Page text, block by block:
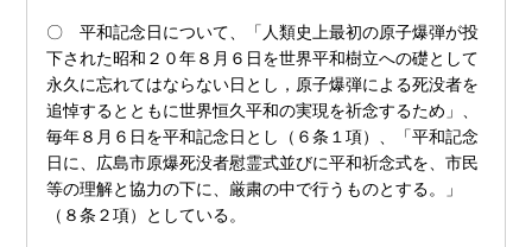
〇 平和記念日について、「人類史上最初の原子爆弾が投
下された昭和２０年８月６日を世界平和樹立への礎として
永久に忘れてはならない日とし，原子爆弾による死没者を
追悼するとともに世界恒久平和の実現を祈念するため」、
毎年８月６日を平和記念日とし（６条１項）、「平和記念
日に、広島市原爆死没者慰霊式並びに平和祈念式を、市民
等の理解と協力の下に、厳粛の中で行うものとする。」
（８条２項）としている。